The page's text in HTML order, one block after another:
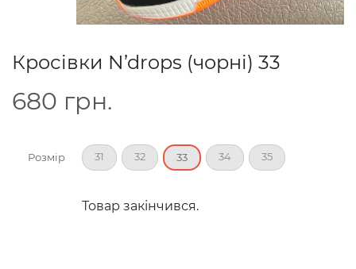
Кросівки N’drops (чорні) 33
680 грн.
Розмір 31 32 33 34 35
Товар закінчився.